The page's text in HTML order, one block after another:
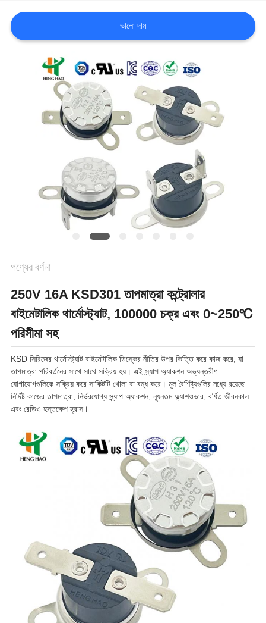
খবর
SITEMAP
PRIVACY
POLICY
ভালো দাম
পণ্যের বর্ণনা
250V 16A KSD301 তাপমাত্রা কন্ট্রোলার
বাইমেটালিক থার্মোস্ট্যাট, 100000 চক্র এবং 0~250℃
পরিসীমা সহ
KSD সিরিজের থার্মোস্ট্যাট বাইমেটালিক ডিস্কের নীতির উপর ভিত্তি করে কাজ করে, যা
তাপমাত্রা পরিবর্তনের সাথে সাথে সক্রিয় হয়। এই স্ন্যাপ অ্যাকশন অভ্যন্তরীণ
যোগাযোগগুলিকে সক্রিয় করে সার্কিটটি খোলা বা বন্ধ করে। মূল বৈশিষ্ট্যগুলির মধ্যে রয়েছে
নির্দিষ্ট কাজের তাপমাত্রা, নির্ভরযোগ্য স্ন্যাপ অ্যাকশন, ন্যূনতম ফ্ল্যাশওভার, বর্ধিত জীবনকাল
এবং রেডিও হস্তক্ষেপ হ্রাস।